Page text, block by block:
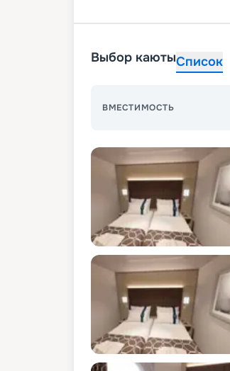
Выбор каютыСписок
ВМЕСТИМОСТЬ